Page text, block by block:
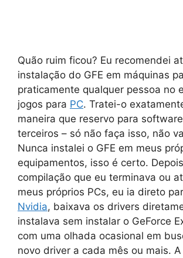
Quão ruim ficou? Eu recomendei
instalação do GFE em máquinas
praticamente qualquer pessoa no
jogos para PC. Tratei-o
maneira que reservo para
terceiros – só não faça isso, não
Nunca instalei o GFE em meus
equipamentos, isso é certo.
compilação que eu terminava ou
meus próprios PCs, eu ia direto
Nvidia, baixava os drivers
instalava sem instalar o GeForce
com uma olhada ocasional em
novo driver a cada mês ou mais.